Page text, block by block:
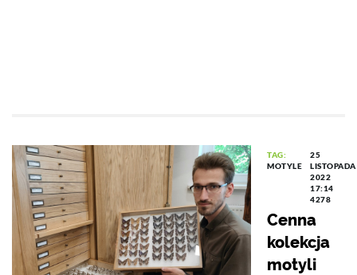
TAG:
MOTYLE
25
LISTOPADA
2022
17:14
4278
Cenna
kolekcja
motyli